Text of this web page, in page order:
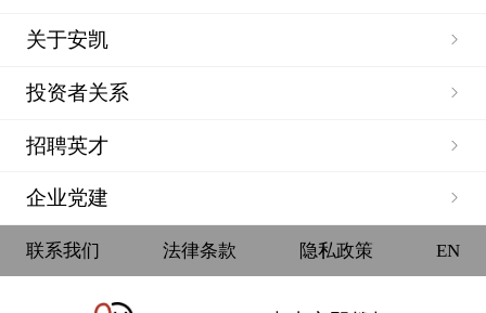
关于安凯
投资者关系
招聘英才
企业党建
联系我们 法律条款 隐私政策 EN